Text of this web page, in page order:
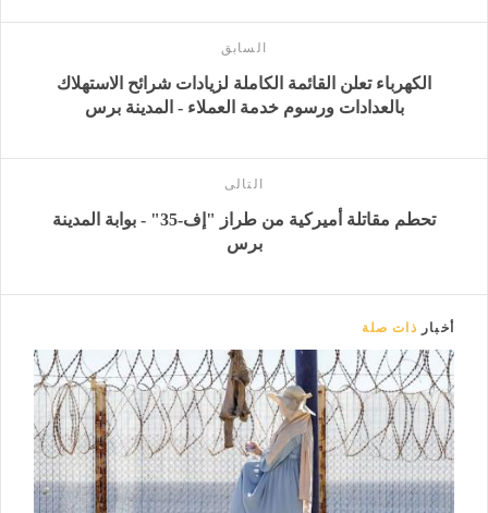
السابق
الكهرباء تعلن القائمة الكاملة لزيادات شرائح الاستهلاك
بالعدادات ورسوم خدمة العملاء - المدينة برس
التالى
تحطم مقاتلة أميركية من طراز "إف-35" - بوابة المدينة
برس
أخبار ذات صلة